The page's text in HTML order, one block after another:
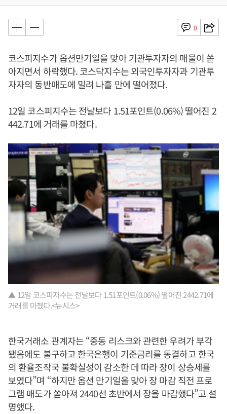
0
코스피지수가 옵션만기일을 맞아 기관투자자의 매물이 쏟
아지면서 하락했다. 코스닥지수는 외국인투자자과 기관투
자자의 동반매도에 밀려 나흘 만에 떨어졌다.
12일 코스피지수는 전날보다 1.51포인트(0.06%) 떨어진 2
442.71에 거래를 마쳤다.
▲ 12일 코스피지수는 전날보다 1.51포인트(0.06%) 떨어진 2442.71에
거래를 마쳤다.<뉴시스>
한국거래소 관계자는 “중동 리스크와 관련한 우려가 부각
됐음에도 불구하고 한국은행이 기준금리를 동결하고 한국
의 환율조작국 불확실성이 감소한 데 따라 장이 상승세를
보였다”며 “하지만 옵션 만기일을 맞아 장 마감 직전 프로
그램 매도가 쏟아져 2440선 초반에서 장을 마감했다”고 설
명했다.